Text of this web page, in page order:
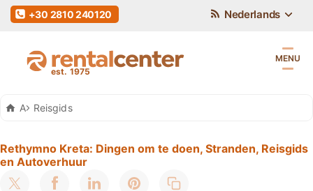
Auto Huren Kreta
Reisgids
Rethymno Kreta: Dingen om te doen, Stranden, Reisgids
en Autoverhuur
Nederlands
+30 2810 240120
MENU